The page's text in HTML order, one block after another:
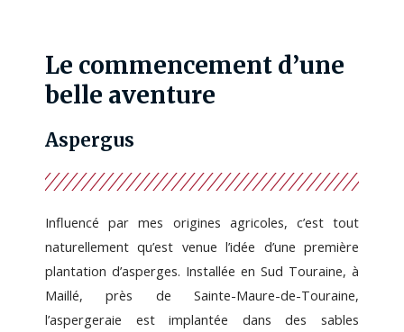
Le commencement d’une
belle aventure
Aspergus
Influencé par mes origines agricoles, c’est tout
naturellement qu’est venue l’idée d’une première
plantation d’asperges. Installée en Sud Touraine, à
Maillé, près de Sainte-Maure-de-Touraine,
l’aspergeraie est implantée dans des sables